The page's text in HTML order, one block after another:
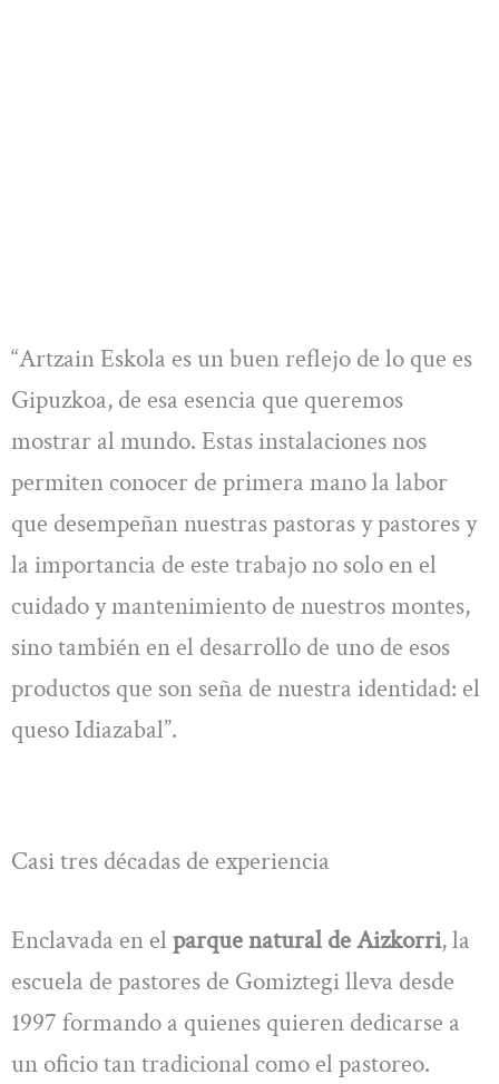
“Artzain Eskola es un buen reflejo de lo que es
Gipuzkoa, de esa esencia que queremos
mostrar al mundo. Estas instalaciones nos
permiten conocer de primera mano la labor
que desempeñan nuestras pastoras y pastores y
la importancia de este trabajo no solo en el
cuidado y mantenimiento de nuestros montes,
sino también en el desarrollo de uno de esos
productos que son seña de nuestra identidad: el
queso Idiazabal”.
Casi tres décadas de experiencia
Enclavada en el parque natural de Aizkorri, la
escuela de pastores de Gomiztegi lleva desde
1997 formando a quienes quieren dedicarse a
un oficio tan tradicional como el pastoreo.